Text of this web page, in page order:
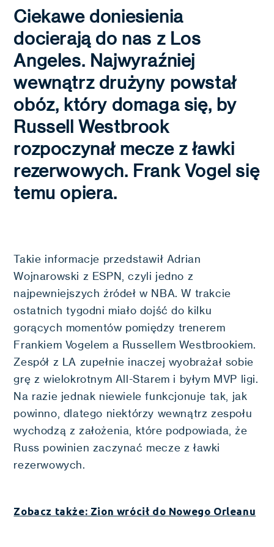
Ciekawe doniesienia
docierają do nas z Los
Angeles. Najwyraźniej
wewnątrz drużyny powstał
obóz, który domaga się, by
Russell Westbrook
rozpoczynał mecze z ławki
rezerwowych. Frank Vogel się
temu opiera.
Takie informacje przedstawił Adrian
Wojnarowski z ESPN, czyli jedno z
najpewniejszych źródeł w NBA. W trakcie
ostatnich tygodni miało dojść do kilku
gorących momentów pomiędzy trenerem
Frankiem Vogelem a Russellem Westbrookiem.
Zespół z LA zupełnie inaczej wyobrażał sobie
grę z wielokrotnym All-Starem i byłym MVP ligi.
Na razie jednak niewiele funkcjonuje tak, jak
powinno, dlatego niektórzy wewnątrz zespołu
wychodzą z założenia, które podpowiada, że
Russ powinien zaczynać mecze z ławki
rezerwowych.
Zobacz także: Zion wrócił do Nowego Orleanu